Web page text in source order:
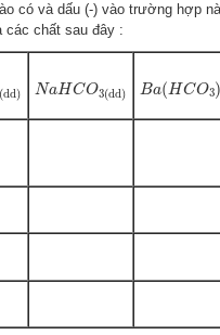
có và dấu (-) vào trường hợp
các chất sau đây :
dd) NaHCO3(dd)
Na HCO3 Ba(HCO3
Ba (HCO3